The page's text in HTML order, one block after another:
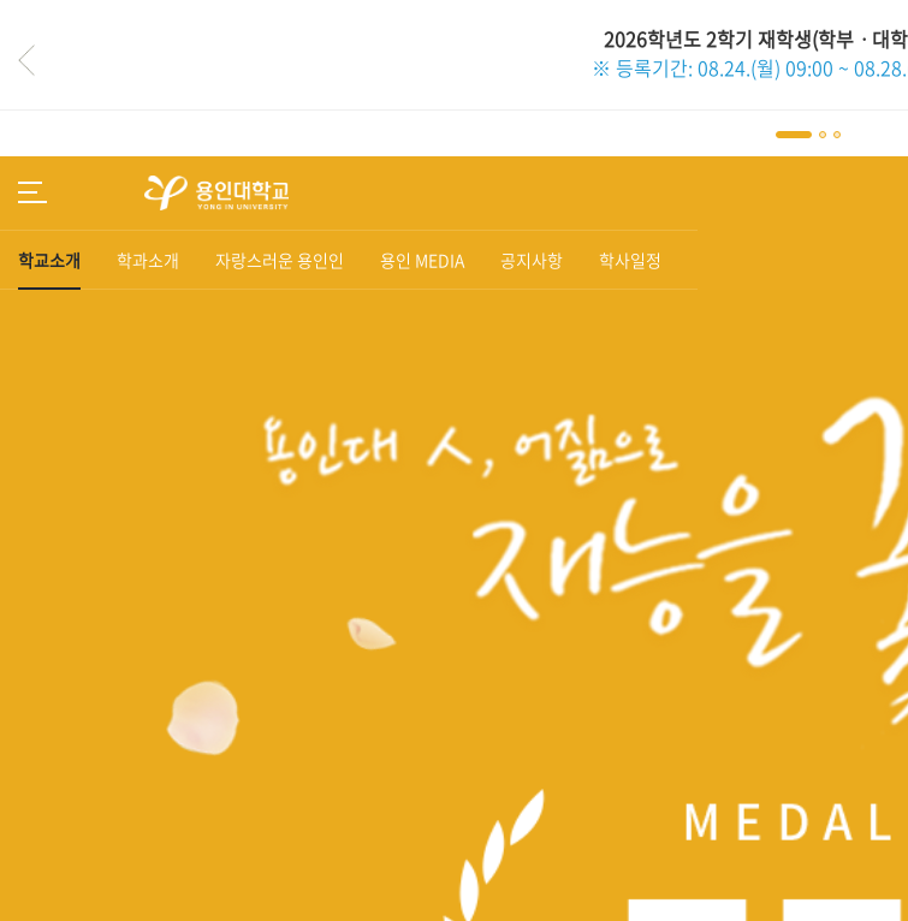
2026학년도 2학기 재학생(학부ㆍ대
※ 등록기간: 08.24.(월) 09:00 ~
학교소개 학과소개 자랑스러운 용인인 용인 MEDIA 공지사항 학사일정